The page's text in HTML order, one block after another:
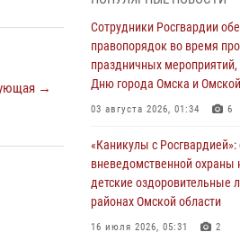
→
Всероссийская акция
Росгвардией»
области
31 июля 2026, 09:22 1
Росгвардии прошла
управлению
30 июля 2026, 04:39 2
Росгвардия обеспечила
Сотрудники Росгвардии
правопорядок во время
праздничных
Дню города Омска и
03 августа 2026, 01:34 6
«Каникулы с Росгвардией»:
вневедомственной охраны
детские оздоровительные
районах Омской области
16 июля 2026, 05:31 2